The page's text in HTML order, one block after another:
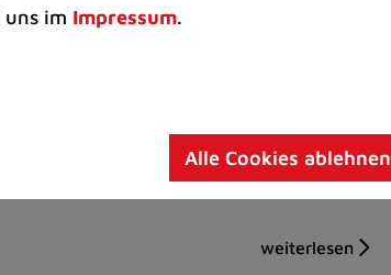
Ratingens Schlösser und Burgen
im Impressum.
Alle Cookies ablehnen